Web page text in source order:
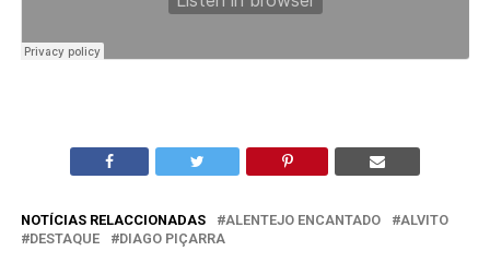
NOTÍCIAS RELACCIONADAS ALENTEJO ENCANTADO
ALVITO
DESTAQUE
DIAGO PIÇARRA